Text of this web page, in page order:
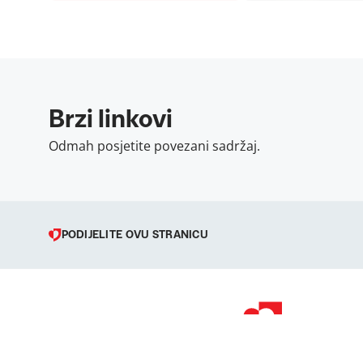
Brzi linkovi
Odmah posjetite povezani sadržaj.
PODIJELITE OVU STRANICU